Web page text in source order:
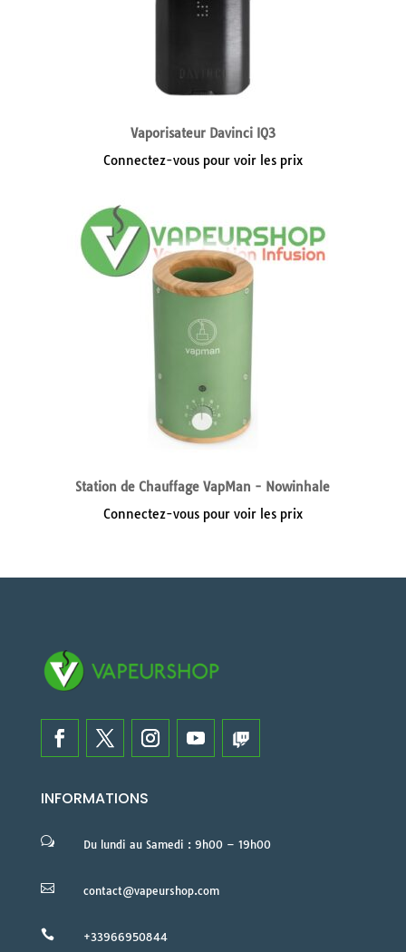
Vaporisateur Davinci IQ3
Connectez-vous pour voir les prix
Station de Chauffage VapMan - Nowinhale
Connectez-vous pour voir les prix
INFORMATIONS
w Du lundi au Samedi : 9h00 – 19h00
 contact@vapeurshop.com
 +33966950844